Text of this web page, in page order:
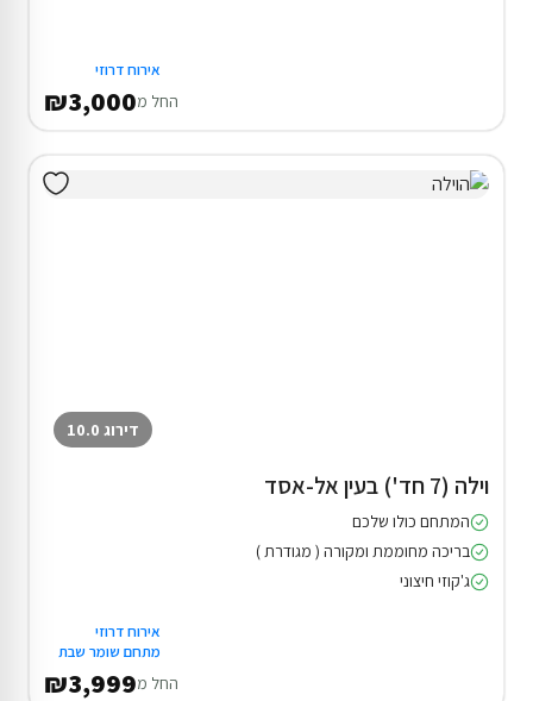
אירוח דרוזי
החל מ₪3,000
דירוג 10.0
וילה (7 חד') בעין אל-אסד
המתחם כולו שלכם
בריכה מחוממת ומקורה ( מגודרת )
ג'קוזי חיצוני
אירוח דרוזי
מתחם שומר שבת
החל מ₪3,999